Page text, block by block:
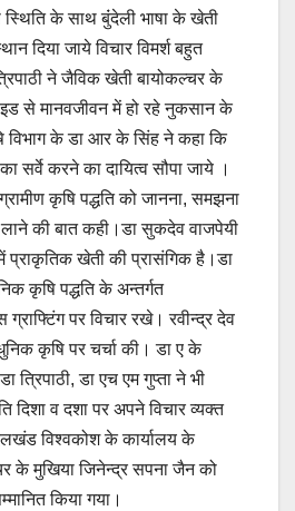
के साथ बुंंदेली भाषा के खेती
दिया जाये विचार विमर्श बहुत
ने जैविक खेती बायोकल्चर के
से मानवजीवन में हो रहे नुकसान के
विभाग के डा आर के सिंह ने कहा कि
सर्वे करने का दायित्व सौपा जाये ।
कृषि पद्धति को जानना, समझना
की बात कही।डा सुकदेव वाजपेयी
प्राकृतिक खेती की प्रासंगिक है।डा
कृषि पद्धति के अन्तर्गत
ग्राफ्टिंग पर विचार रखे। रवीन्द्र देव
कृषि पर चर्चा की। डा ए के
डा त्रिपाठी, डा एच एम गुप्ता ने भी
दिशा व दशा पर अपने विचार व्यक्त
विश्वकोश के कार्यालय के
के मुखिया जिनेन्द्र सपना जैन को
किया गया।